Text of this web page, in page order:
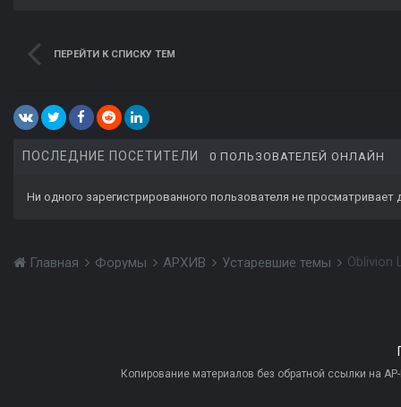
ПЕРЕЙТИ К СПИСКУ ТЕМ
ПОСЛЕДНИЕ ПОСЕТИТЕЛИ 0 ПОЛЬЗОВАТЕЛЕЙ ОНЛАЙН
Ни одного зарегистрированного пользователя не просматривает
Главная Форумы АРХИВ Устаревшие темы Oblivion
Копирование материалов без обратной ссылки на